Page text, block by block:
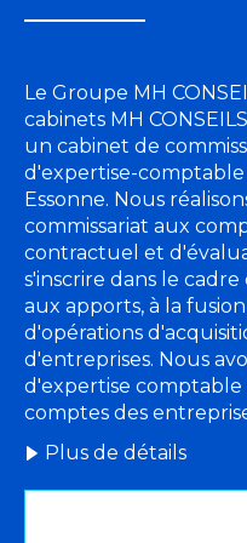
Le Groupe MH
cabinets MH
un cabinet de
d'expertise-comptable
Essonne. Nous
commissariat aux
contractuel et
s'inscrire dans le cadre
aux apports, à la
d'opérations
d'entreprises. Nous
d'expertise comptable
comptes des
Plus de détails